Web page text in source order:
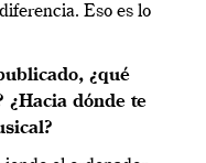
Eso es lo
¿qué
¿Hacia dónde te